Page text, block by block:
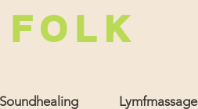
Lymfmassage